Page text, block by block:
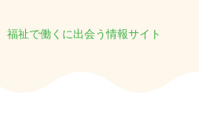
福祉で働くに出会う情報サイト